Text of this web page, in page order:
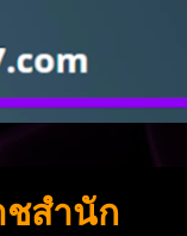
ชสำนัก